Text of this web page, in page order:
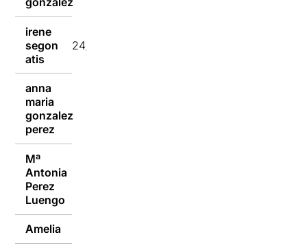
irene
segon
atis
24/02/2023
anna
maria
gonzalez
perez
Mª
Antonia
Perez
Luengo
Amelia